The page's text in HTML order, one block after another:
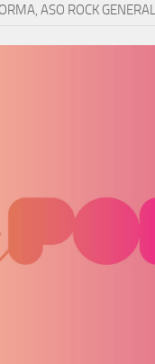
ASO ROCK